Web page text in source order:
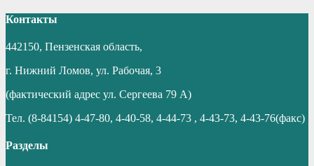
Контакты
442150, Пензенская область,
г. Нижний Ломов, ул. Рабочая, 3
(фактический адрес ул. Сергеева 79 А)
Тел. (8-84154) 4-47-80, 4-40-58, 4-44-73 , 4-43-73, 4-43-76(факс)
Разделы